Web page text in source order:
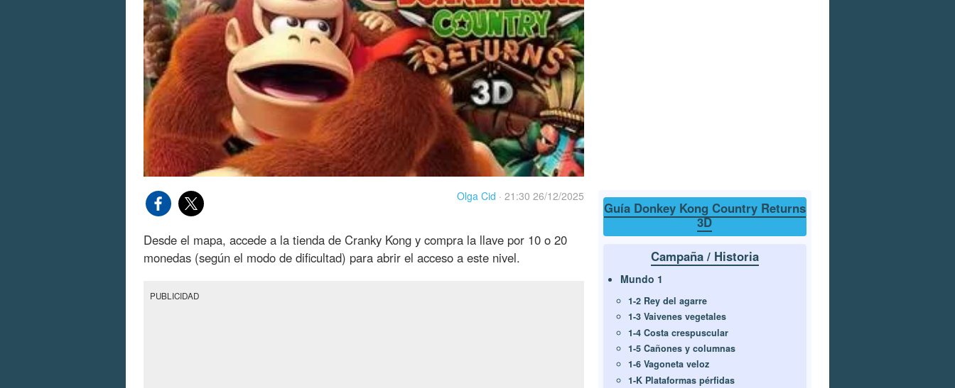
Olga Cid · 21:30 26/12/2025
Desde el mapa, accede a la tienda de Cranky Kong y compra la llave por 10 o 20
monedas (según el modo de dificultad) para abrir el acceso a este nivel.
PUBLICIDAD
Guía Donkey Kong Country Returns
3D
Campaña / Historia
Mundo 1
1-2 Rey del agarre
1-3 Vaivenes vegetales
1-4 Costa crespuscular
1-5 Cañones y columnas
1-6 Vagoneta veloz
1-K Plataformas pérfidas